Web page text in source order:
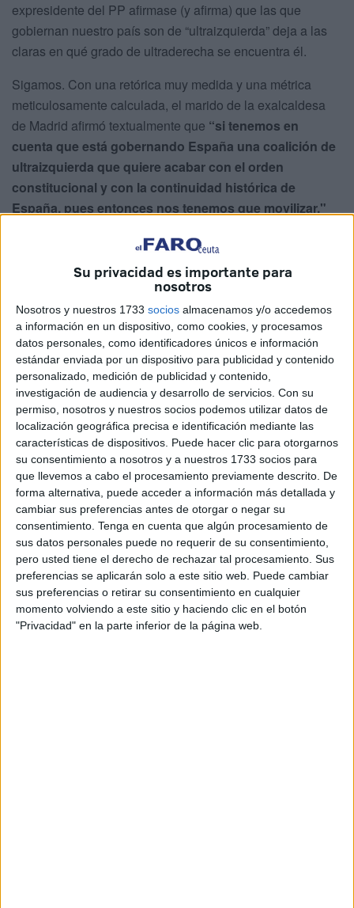
Su privacidad es importante para
nosotros
Nosotros y nuestros 1733 socios almacenamos y/o accedemos
a información en un dispositivo, como cookies, y procesamos
datos personales, como identificadores únicos e información
estándar enviada por un dispositivo para publicidad y contenido
personalizado, medición de publicidad y contenido,
investigación de audiencia y desarrollo de servicios. Con su
permiso, nosotros y nuestros socios podemos utilizar datos de
localización geográfica precisa e identificación mediante las
características de dispositivos. Puede hacer clic para otorgarnos
su consentimiento a nosotros y a nuestros 1733 socios para
que llevemos a cabo el procesamiento previamente descrito. De
forma alternativa, puede acceder a información más detallada y
cambiar sus preferencias antes de otorgar o negar su
consentimiento. Tenga en cuenta que algún procesamiento de
sus datos personales puede no requerir de su consentimiento,
pero usted tiene el derecho de rechazar tal procesamiento. Sus
preferencias se aplicarán solo a este sitio web. Puede cambiar
sus preferencias o retirar su consentimiento en cualquier
momento volviendo a este sitio y haciendo clic en el botón
"Privacidad" en la parte inferior de la página web.
expresidente del PP afirmase (y afirma) que las que
gobiernan nuestro país son de “ultraizquierda” deja a las
claras en qué grado de ultraderecha se encuentra él.
Sigamos. Con una retórica muy medida y una métrica
meticulosamente calculada, el marido de la exalcaldesa
de Madrid afirmó textualmente que “si tenemos en
cuenta que está gobernando España una coalición de
ultraizquierda que quiere acabar con el orden
constitucional y con la continuidad histórica de
España, pues entonces nos tenemos que movilizar."
cosas menos una, inhibirse. En esta situación que
estamos viviendo, la inhibición no tiene hueco”.
Finalmente, como broche final, añadió su ya famoso “el
que pueda hablar, que hable, el que pueda hacer, que
haga, el que pueda aportar, que aporte, el que se pueda
mover, que se mueva".
Lejos de ser sólo recordado por esta intervención (más
quisiera él ser Cayo Tito), el devenir de la actualidad ha
hecho que esas palabras, del que fuera presidente de
Castilla y León, sean extremadamente recordadas en la
rabiosa actualidad.
Algunas vieron en el discurso de José María Aznar el
pistoletazo de salida de un ataque combinado por tierra,
mar y aire al Gobierno presidido por Pedro Sánchez.
Puede que las últimas noticias les den la razón, pero este
no es el objeto de este Vitriolo porque de ese análisis ya
se encargan otras más versadas sobre el tema.